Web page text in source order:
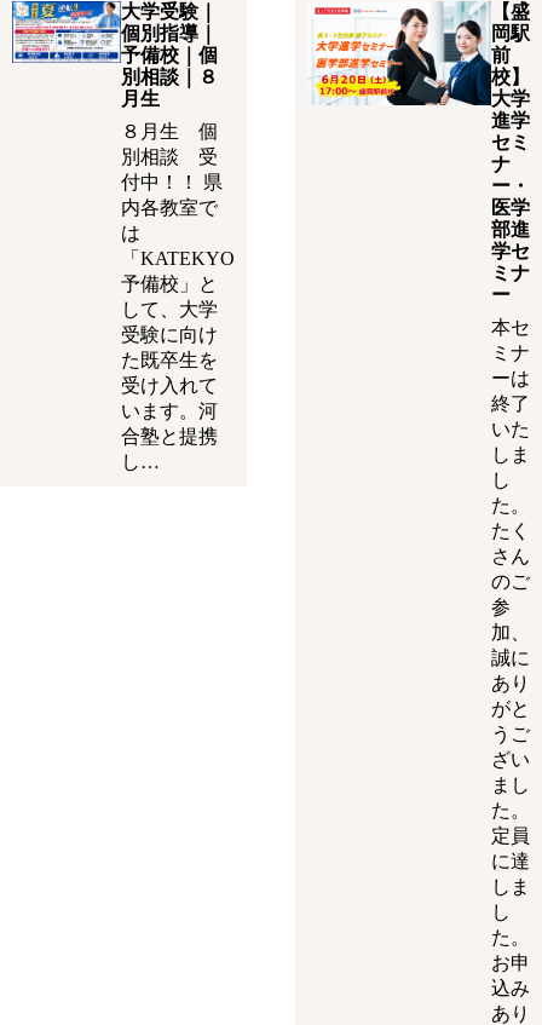
大学受験｜
個別指導｜
予備校｜個
別相談｜８
月生
８月生 個
別相談 受
付中！！ 県
内各教室で
は
「KATEKYO
予備校」と
して、大学
受験に向け
た既卒生を
受け入れて
います。河
合塾と提携
し…
【盛
岡駅
前
校】
大学
進学
セミ
ナ
ー・
医学
部進
学セ
ミナ
ー
本セ
ミナ
ーは
終了
いた
しま
し
た。
たく
さん
のご
参
加、
誠に
あり
がと
うご
ざい
まし
た。
定員
に達
しま
し
た。
お申
込み
あり